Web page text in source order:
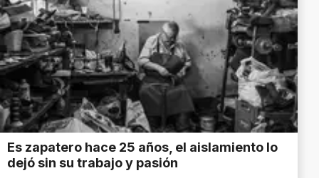
Es zapatero hace 25 años, el aislamiento lo
dejó sin su trabajo y pasión